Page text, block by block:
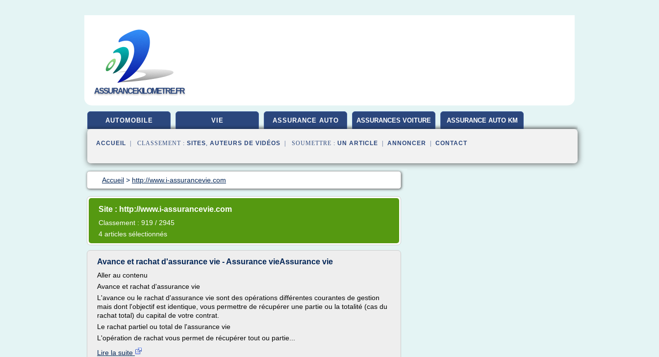
ASSURANCEKILOMETRE.FR
AUTOMOBILE VIE ASSURANCE AUTO ASSURANCES VOITURE ASSURANCE AUTO KM
ACCUEIL | CLASSEMENT : SITES, AUTEURS DE VIDÉOS | SOUMETTRE : UN ARTICLE ANNONCER CONTACT
Accueil > http://www.i-assurancevie.com
Site : http://www.i-assurancevie.com
Classement : 919 / 2945
4 articles sélectionnés
Avance et rachat d'assurance vie - Assurance vieAssurance vie
Aller au contenu
Avance et rachat d'assurance vie
L'avance ou le rachat d'assurance vie sont des opérations différentes courantes de gestion
mais dont l'objectif est identique, vous permettre de récupérer une partie ou la totalité (cas du
rachat total) du capital de votre contrat.
Le rachat partiel ou total de l'assurance vie
L'opération de rachat vous permet de récupérer tout ou partie...
Lire la suite